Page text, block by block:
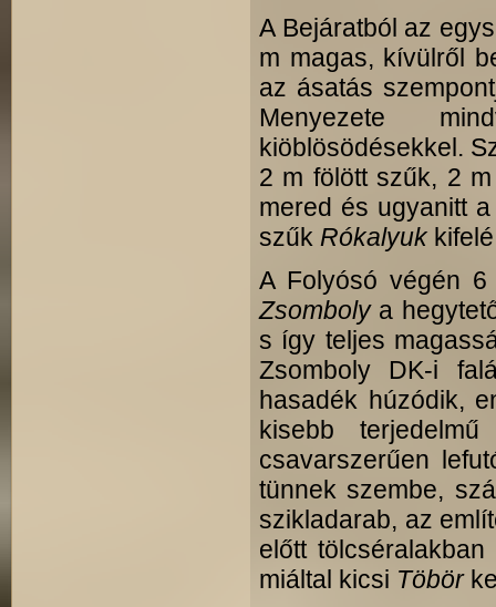
A Bejáratból az
m magas, kívülről
az ásatás
Menyezete
kiöblösödésekkel.
2 m fölött szűk, 2
mered és ugyanitt
szűk Rókalyuk
A Folyósó végén
Zsomboly a
s így teljes
Zsomboly DK-i
hasadék húzódik,
kisebb
csavarszerűen
tünnek szembe,
szikladarab, az
előtt
miáltal kicsi Töbör